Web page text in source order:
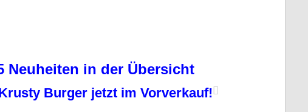
Neuheiten in der Übersicht
Burger jetzt im Vorverkauf!